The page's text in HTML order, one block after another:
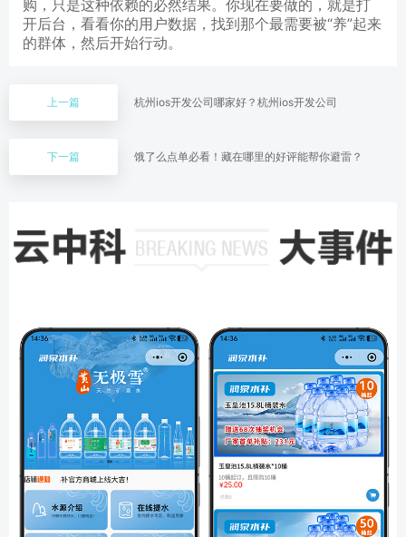
购，只是这种依赖的必然结果。你现在要做的，就是打
开后台，看看你的用户数据，找到那个最需要被“养”起来
的群体，然后开始行动。
上一篇 杭州ios开发公司哪家好？杭州ios开发公司
下一篇 饿了么点单必看！藏在哪里的好评能帮你避雷？